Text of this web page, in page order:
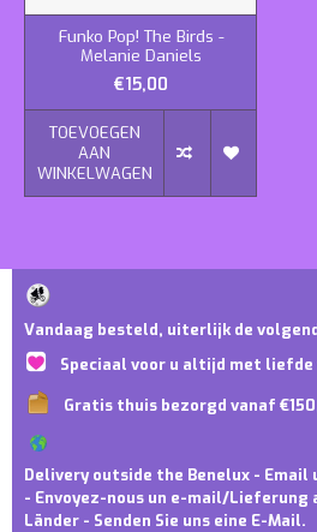
Funko Pop! The Birds -
Melanie Daniels
€15,00
TOEVOEGEN
AAN
WINKELWAGEN
Vandaag besteld, uiterlijk de
Speciaal voor u altijd met liefde
Gratis thuis bezorgd vanaf
Delivery outside the Benelux - Email
- Envoyez-nous un e-mail/Lieferung
Länder - Senden Sie uns eine E-Mail.